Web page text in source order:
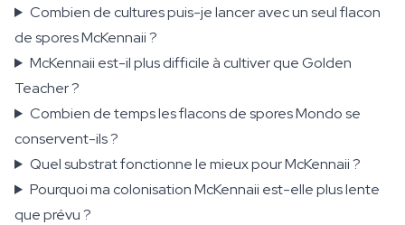
Combien de cultures puis-je lancer avec un seul flacon
de spores McKennaii ?
McKennaii est-il plus difficile à cultiver que Golden
Teacher ?
Combien de temps les flacons de spores Mondo se
conservent-ils ?
Quel substrat fonctionne le mieux pour McKennaii ?
Pourquoi ma colonisation McKennaii est-elle plus lente
que prévu ?